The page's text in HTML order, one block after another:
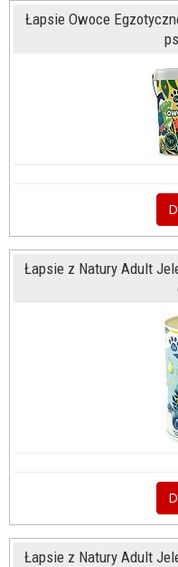
Łapsie Owoce
Łapsie z Natury Adult
Łapsie z Natury Adult